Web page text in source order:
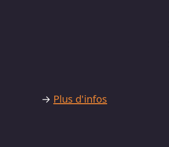
→ Plus d'infos